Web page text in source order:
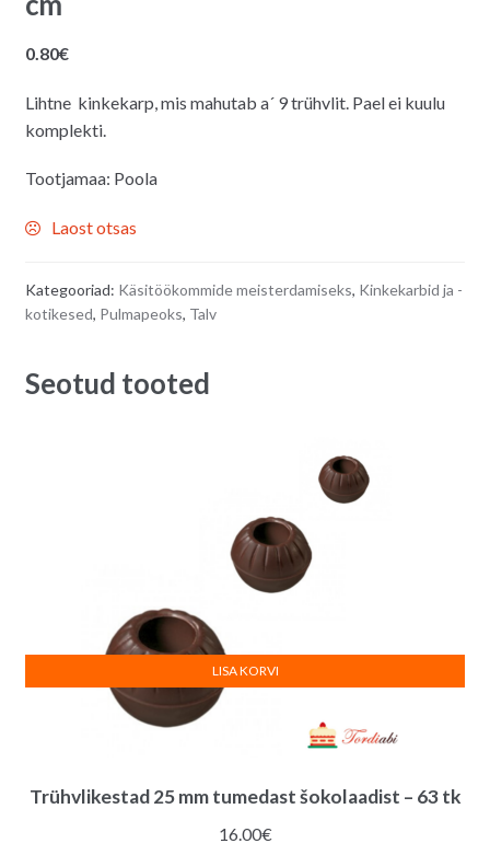
0.80€
Lihtne kinkekarp, mis mahutab a´ 9 trühvlit. Pael ei kuulu
komplekti.
Tootjamaa: Poola
Laost otsas
Kategooriad: Käsitöökommide meisterdamiseks, Kinkekarbid ja -
kotikesed, Pulmapeoks, Talv
Seotud tooted
Trühvlikestad 25 mm tumedast šokolaadist – 63 tk
16.00€
LISA KORVI